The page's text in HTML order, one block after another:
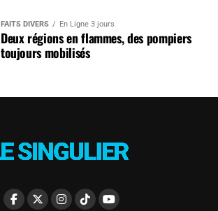
FAITS DIVERS En Ligne 3 jours
Deux régions en flammes, des pompiers
toujours mobilisés